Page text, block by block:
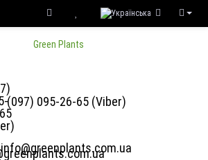
(097) 095-26-65 (Viber)
info@greenplants.com.ua